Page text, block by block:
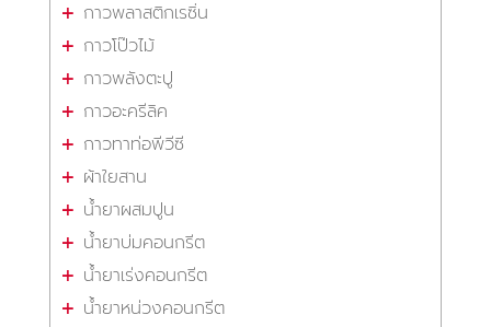
กาวพลาสติกเรซิ่น
กาวโป๊วไม้
กาวพลังตะปู
กาวอะครีลิค
กาวทาท่อพีวีซี
ผ้าใยสาน
น้ำยาผสมปูน
น้ำยาบ่มคอนกรีต
น้ำยาเร่งคอนกรีต
น้ำยาหน่วงคอนกรีต